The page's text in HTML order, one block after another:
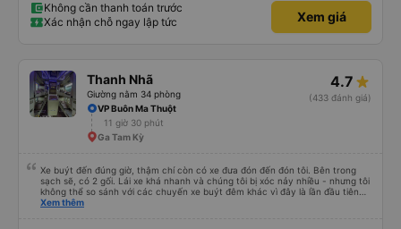
Không cần thanh toán trước
Xác nhận chỗ ngay lập tức
Xem giá
Thanh Nhã
Giường nằm 34 phòng
4.7
(433 đánh giá)
VP Buôn Ma Thuột
11 giờ 30 phút
Ga Tam Kỳ
Xe buýt đến đúng giờ, thậm chí còn có xe đưa đón đến đón tôi. Bên trong
sạch sẽ, có 2 gối. Lái xe khá nhanh và chúng tôi bị xóc nảy nhiều - nhưng tôi
không thể so sánh với các chuyến xe buýt đêm khác vì đây là lần đầu tiên
tôi đi. Nhìn chung, tôi hài lòng.
Xem thêm